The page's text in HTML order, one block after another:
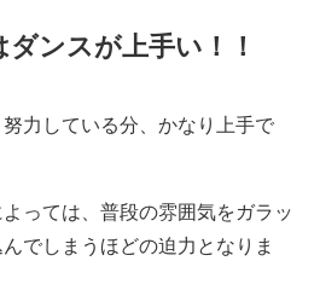
ンスが上手い！！
力している分、かなり上手で
っては、普段の雰囲気をガラッ
でしまうほどの迫力となりま